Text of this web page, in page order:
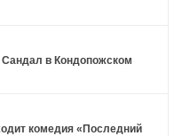
в Кондопожском
комедия «Последний